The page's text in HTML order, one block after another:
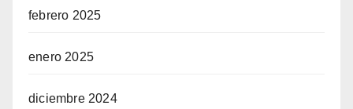
febrero 2025
enero 2025
diciembre 2024